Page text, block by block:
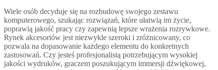
Wiele osób decyduje się na rozbudowę swojego zestawu
komputerowego, szukając rozwiązań, które ułatwią im życie,
poprawią jakość pracy czy zapewnią lepsze wrażenia rozrywkowe.
Rynek akcesoriów jest niezwykle szeroki i zróżnicowany, co
pozwala na dopasowanie każdego elementu do konkretnych
zastosowań. Czy jesteś profesjonalistą potrzebującym wysokiej
jakości wydruków, graczem poszukującym immersji dźwiękowej,